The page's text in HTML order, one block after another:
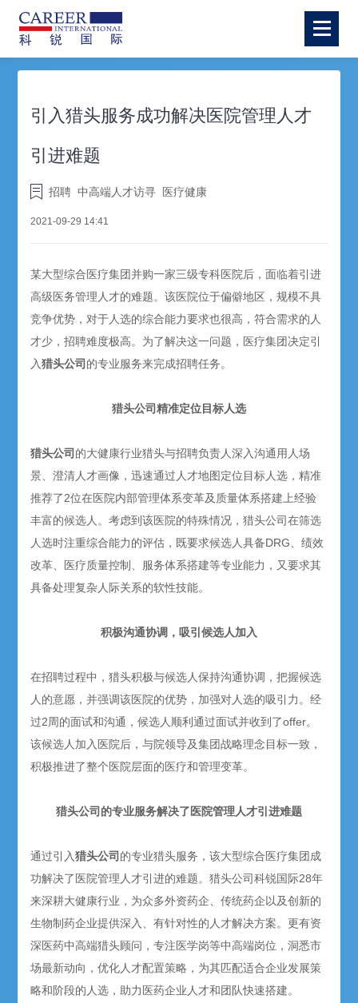
引入猎头服务成功解决医院管理人才
引进难题
招聘 中高端人才访寻 医疗健康
2021-09-29 14:41
某大型综合医疗集团并购一家三级专科医院后，面临着引进
高级医务管理人才的难题。该医院位于偏僻地区，规模不具
竞争优势，对于人选的综合能力要求也很高，符合需求的人
才少，招聘难度极高。为了解决这一问题，医疗集团决定引
入猎头公司 的专业服务来完成招聘任务。
猎头公司精准定位目标人选
猎头公司 的大健康行业猎头与招聘负责人深入沟通用人场
景、澄清人才画像，迅速通过人才地图定位目标人选，精准
推荐了2位在医院内部管理体系变革及质量体系搭建上经验
丰富的候选人。考虑到该医院的特殊情况，猎头公司在筛选
人选时注重综合能力的评估，既要求候选人具备DRG、绩效
改革、医疗质量控制、服务体系搭建等专业能力，又要求其
具备处理复杂人际关系的软性技能。
积极沟通协调，吸引候选人加入
在招聘过程中，猎头积极与候选人保持沟通协调，把握候选
人的意愿，并强调该医院的优势，加强对人选的吸引力。经
过2周的面试和沟通，候选人顺利通过面试并收到了offer。
该候选人加入医院后，与院领导及集团战略理念目标一致，
积极推进了整个医院层面的医疗和管理变革。
猎头公司的专业服务解决了医院管理人才引进难题
通过引入猎头公司 的专业猎头服务，该大型综合医疗集团成
功解决了医院管理人才引进的难题。猎头公司科锐国际28年
来深耕大健康行业，为众多外资药企、传统药企以及创新的
生物制药企业提供深入、有针对性的人才解决方案。更有资
深医药中高端猎头顾问，专注医学岗等中高端岗位，洞悉市
场最新动向，优化人才配置策略，为其匹配适合企业发展策
略和阶段的人选，助力医药企业人才和团队快速搭建。